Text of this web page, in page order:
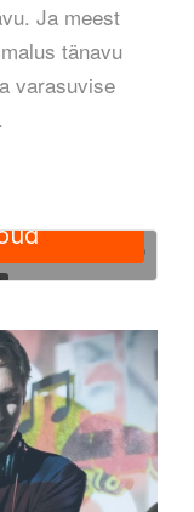
Ja meest
tänavu
varasuvise